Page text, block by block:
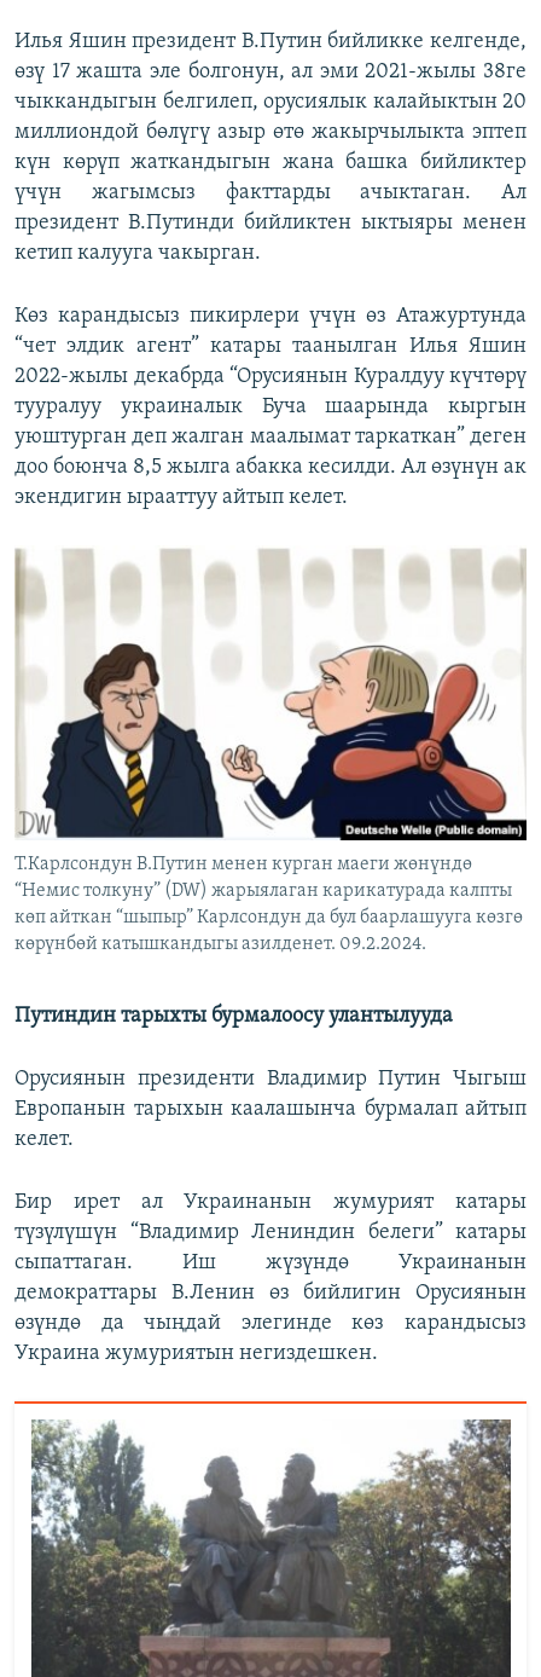
Илья Яшин президент В.Путин бийликке келгенде,
өзү 17 жашта эле болгонун, ал эми 2021-жылы 38ге
чыккандыгын белгилеп, орусиялык калайыктын 20
миллиондой бөлүгү азыр өтө жакырчылыкта эптеп
күн көрүп жаткандыгын жана башка бийликтер
үчүн жагымсыз факттарды ачыктаган. Ал
президент В.Путинди бийликтен ыктыяры менен
кетип калууга чакырган.
Көз карандысыз пикирлери үчүн өз Атажуртунда
“чет элдик агент” катары таанылган Илья Яшин
2022-жылы декабрда “Орусиянын Куралдуу күчтөрү
тууралуу украиналык Буча шаарында кыргын
уюштурган деп жалган маалымат таркаткан” деген
доо боюнча 8,5 жылга абакка кесилди. Ал өзүнүн ак
экендигин ырааттуу айтып келет.
Т.Карлсондун В.Путин менен курган маеги жөнүндө
“Немис толкуну” (DW) жарыялаган карикатурада калпты
көп айткан “шыпыр” Карлсондун да бул баарлашууга көзгө
көрүнбөй катышкандыгы азилденет. 09.2.2024.
Путиндин тарыхты бурмалоосу улантылууда
Орусиянын президенти Владимир Путин Чыгыш
Европанын тарыхын каалашынча бурмалап айтып
келет.
Бир ирет ал Украинанын жумурият катары
түзүлүшүн “Владимир Лениндин белеги” катары
сыпаттаган. Иш жүзүндө Украинанын
демократтары В.Ленин өз бийлигин Орусиянын
өзүндө да чыңдай элегинде көз карандысыз
Украина жумуриятын негиздешкен.